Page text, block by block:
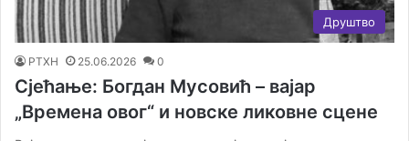
Друштво
РТХН 25.06.2026 0
Сјећање: Богдан Мусовић – вајар
„Времена овог“ и новске ликовне сцене